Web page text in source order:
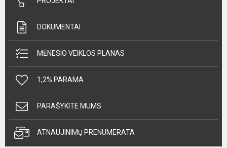
DOKUMENTAI
MĖNESIO VEIKLOS PLANAS
1,2% PARAMA
PARAŠYKITE MUMS
ATNAUJINIMŲ PRENUMERATA